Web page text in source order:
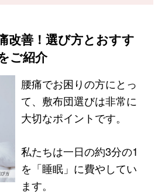
改善！選び方とおすす
ご紹介
腰痛でお困りの方にとっ
て、敷布団選びは非常に
大切なポイントです。
私たちは一日の約3分の1
を「睡眠」に費やしてい
ます。